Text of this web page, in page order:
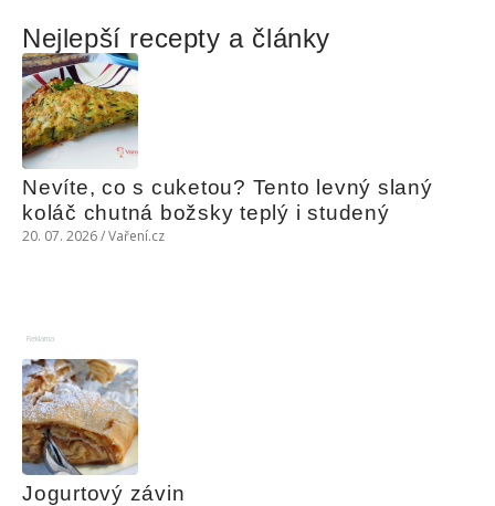
Nejlepší recepty a články
Nevíte, co s cuketou? Tento levný slaný
koláč chutná božsky teplý i studený
20. 07. 2026 / Vaření.cz
Reklama
Jogurtový závin